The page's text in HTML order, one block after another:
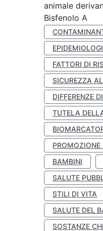
animale
Bisfenolo A
FATTORI DI
SICUREZZA
DIFFERENZE
TUTELA
BAMBINI
SALUTE
STILI DI VITA
SALUTE DEL
SOSTANZE